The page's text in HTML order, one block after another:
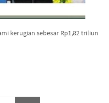
kerugian sebesar Rp1,82 triliun